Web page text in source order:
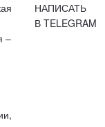
НАПИСАТЬ
В TELEGRAM